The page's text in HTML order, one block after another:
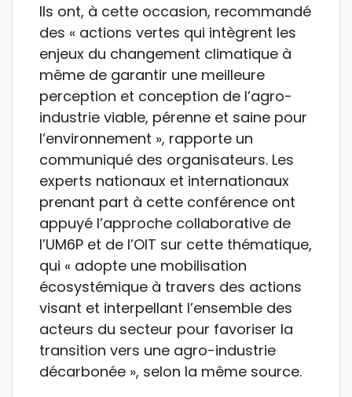
Ils ont, à cette occasion, recommandé
des « actions vertes qui intègrent les
enjeux du changement climatique à
même de garantir une meilleure
perception et conception de l’agro-
industrie viable, pérenne et saine pour
l’environnement », rapporte un
communiqué des organisateurs. Les
experts nationaux et internationaux
prenant part à cette conférence ont
appuyé l’approche collaborative de
l’UM6P et de l’OIT sur cette thématique,
qui « adopte une mobilisation
écosystémique à travers des actions
visant et interpellant l’ensemble des
acteurs du secteur pour favoriser la
transition vers une agro-industrie
décarbonée », selon la même source.